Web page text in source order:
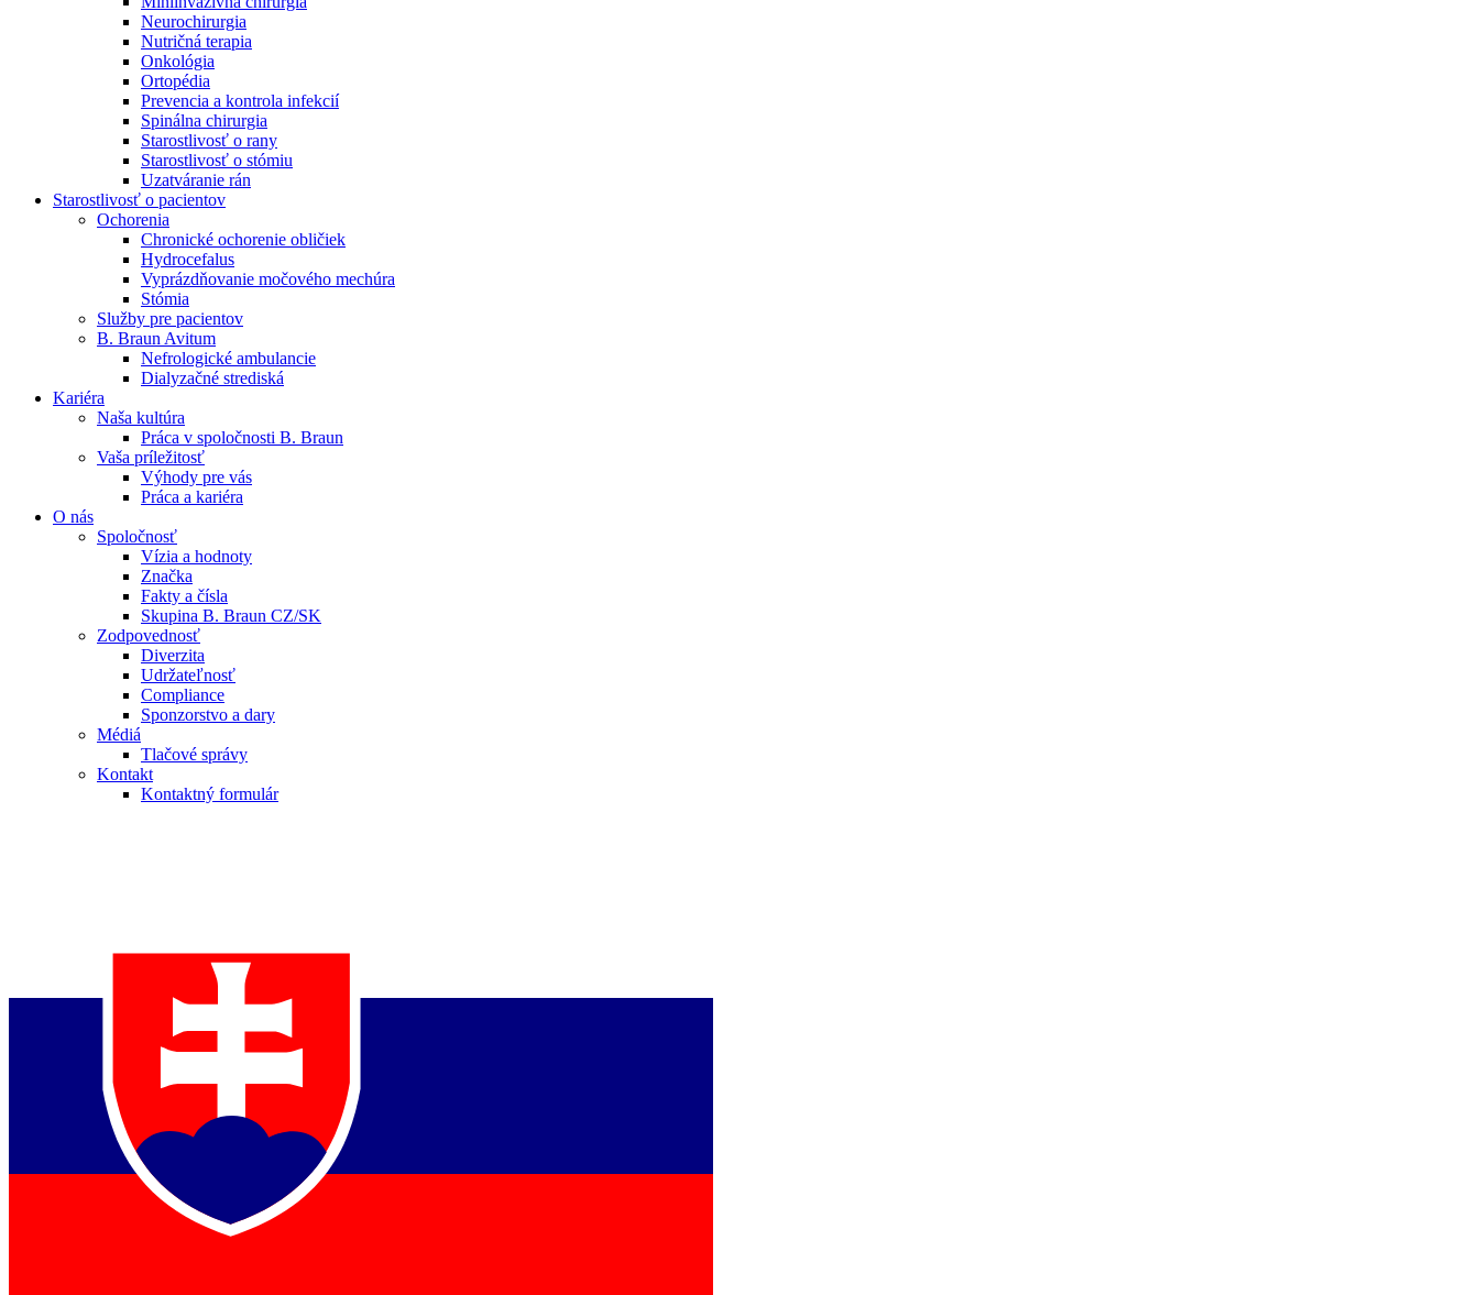
Produktový katalóg​
Objavte naše produkty. ​Navštívte produktový katalóg B. Braun​ s našim kompletným produktovým portfóliom.​
Dialyzačné strediská
B. Braun Avitum poskytuje kvalitnú dialyzačnú starostlivosť vo všetkých svojich strediskách na Slovensku. Viac informácií nájdete na stránke jednotlivých stredísk.
Nájdite si prácu u nás​
Objavte svoje kariérne príležitosti ​v B. Braun. Vyhľadajte náš trh práce​ pre zaujímavé pozície na Slovensku.​
Kontakt
Zostaňte v dialógu s B. Braun. Kontaktujte nás.
Neurochirurgia
Nutričná terapia
Onkológia
Ortopédia
Prevencia a kontrola infekcií
Spinálna chirurgia
Starostlivosť o rany
Starostlivosť o stómiu
Uzatváranie rán
Starostlivosť o pacientov
Ochorenia
Chronické ochorenie obličiek
Hydrocefalus
Vyprázdňovanie močového mechúra
Stómia
Služby pre pacientov
B. Braun Avitum
Nefrologické ambulancie
Dialyzačné strediská
Kariéra
Naša kultúra
Práca v spoločnosti B. Braun
Vaša príležitosť
Výhody pre vás
Práca a kariéra
O nás
Spoločnosť
Vízia a hodnoty
Značka
Fakty a čísla
Skupina B. Braun CZ/SK
Zodpovednosť
Diverzita
Udržateľnosť
Compliance
Sponzorstvo a dary
Médiá
Tlačové správy
Kontakt
Kontaktný formulár